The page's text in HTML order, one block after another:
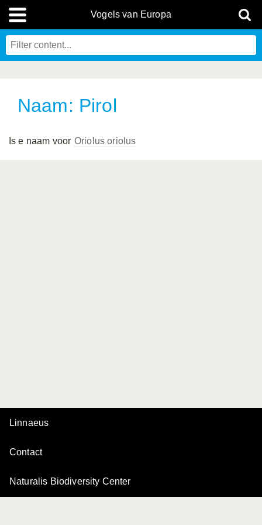
Vogels van Europa
Naam: Pirol
Is e naam voor Oriolus oriolus
Linnaeus
Contact
Naturalis Biodiversity Center